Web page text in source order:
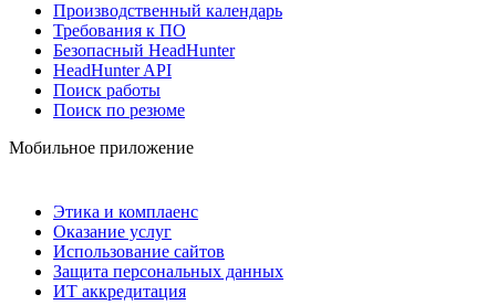
Производственный календарь
Требования к ПО
Безопасный HeadHunter
HeadHunter API
Поиск работы
Поиск по резюме
Мобильное приложение
Этика и комплаенс
Оказание услуг
Использование сайтов
Защита персональных данных
ИТ аккредитация